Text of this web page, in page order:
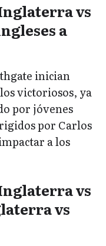
vs
a
inician
victoriosos, ya
por jóvenes
por Carlos
a los
vs
vs